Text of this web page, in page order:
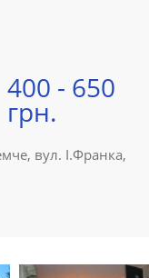
400 - 650
грн.
вул. І.Франка,